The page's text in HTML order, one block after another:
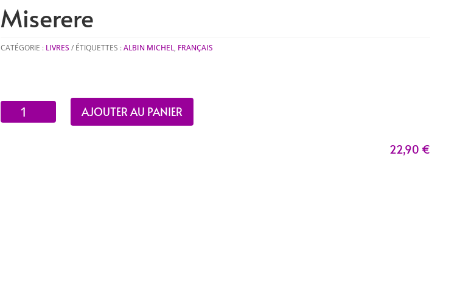
Miserere
CATÉGORIE : LIVRES ÉTIQUETTES :ALBIN MICHEL, FRANÇAIS
quantité
de
AJOUTER AU PANIER
22,90 €